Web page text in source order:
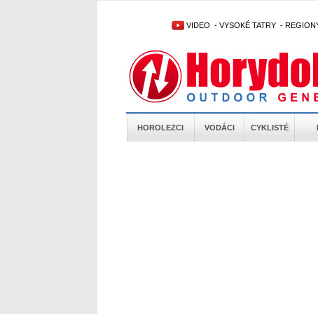
VIDEO - VYSOKÉ TATRY -
HOROLEZCI VODÁCI CYKLISTÉ